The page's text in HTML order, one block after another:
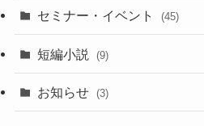
セミナー・イベント (45)
短編小説 (9)
お知らせ (3)